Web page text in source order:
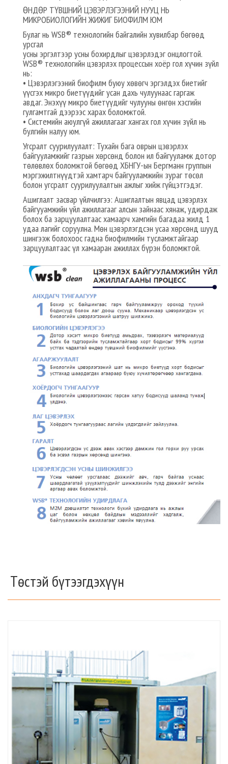
ӨНДӨР ТҮВШНИЙ ЦЭВЭРЛЭГЭЭНИЙ НУУЦ НЬ
МИКРОБИОЛОГИЙН ЖИЖИГ БИОФИЛМ ЮМ
Булаг нь WSB® технологийн байгалийн хувилбар бөгөөд
урсгал
усны эргэлтээр усны бохирдлыг цэвэрлэдэг онцлогтой.
WSB® технологийн цэвэрлэх процессын хоёр гол хүчин зүйл
нь:
• Цэвэрлэгээний биофилм буюу хөвөгч эргэлдэх биетийг
үүсгэх микро биетүүдийг усан дахь чулуунаас гаргаж
авдаг. Энэхүү микро биетүүдийг чулууны өнгөн хэсгийн
гулгамтгай дээрээс харах боломжтой.
• Системийн аюулгүй ажиллагааг хангах гол хүчин зүйл нь
булгийн налуу юм.
Угсралт суурилуулалт: Тухайн бага оврын цэвэрлэх
байгууламжийг газрын хөрсөнд болон ил байгууламж дотор
төлөвлөх боломжтой бөгөөд ХБНГУ-ын Бергманн группын
мэргэжилтнүүдтэй хамтарч байгууламжийн зураг төсөл
болон угсралт суурилуулалтын ажлыг хийж гүйцэтгэдэг.
Ашиглалт засвар үйлчилгээ: Ашиглалтын явцад цэвэрлэх
байгууамжийн үйл ажиллагааг алсын зайнаас хянаж, удирдаж
болох ба зарцуулалтаас хамаарч хамгийн багадаа жилд 1
удаа лагийг соруулна. Мөн цэвэрлэгдсэн усаа хөрсөнд шууд
шингээж болохоос гадна биофилмийн тусламжтайгаар
зарцуулалтаас үл хамааран ажиллах бүрэн боломжтой.
Төстэй бүтээгдэхүүн